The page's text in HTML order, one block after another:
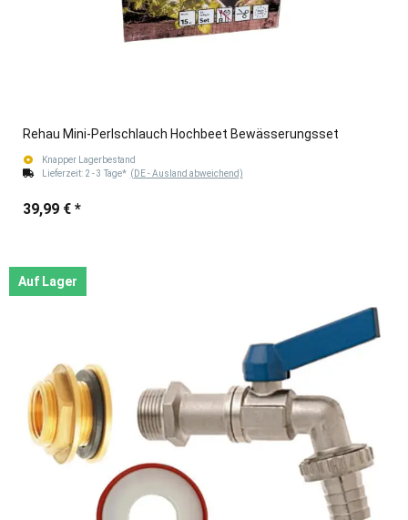
Rehau Mini-Perlschlauch Hochbeet Bewässerungsset
Knapper Lagerbestand
Lieferzeit: 2 - 3 Tage* (DE - Ausland abweichend)
39,99 € *
Auf Lager